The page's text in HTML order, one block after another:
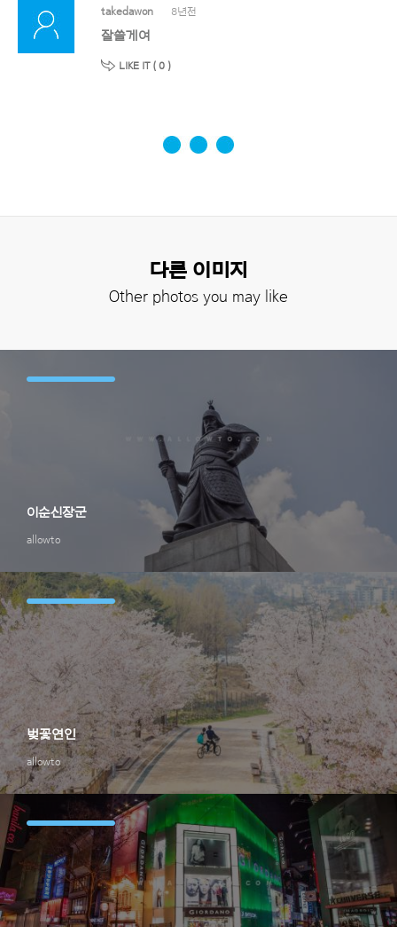
takedawon 8년전
잘쓸게여
LIKE IT ( 0 )
다른 이미지
Other photos you may like
allowto
이순신장군
allowto
벚꽃연인